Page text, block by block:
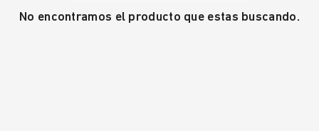
No encontramos el producto que estas buscando.